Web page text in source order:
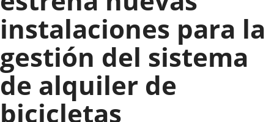
instalaciones para la
gestión del sistema
de alquiler de
bicicletas